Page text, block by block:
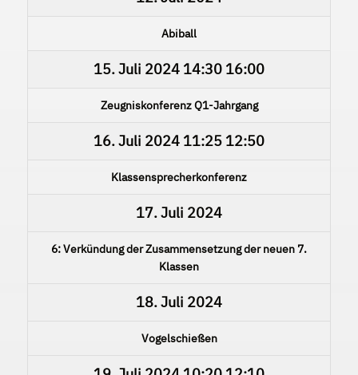
Abiball
15. Juli 2024 14:30 16:00
Zeugniskonferenz Q1-Jahrgang
16. Juli 2024 11:25 12:50
Klassensprecherkonferenz
17. Juli 2024
6: Verkündung der Zusammensetzung der neuen 7.
Klassen
18. Juli 2024
Vogelschießen